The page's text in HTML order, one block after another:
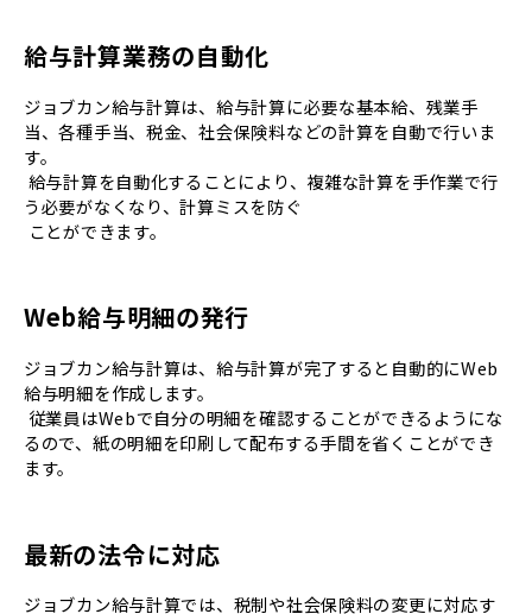
給与計算業務の自動化
ジョブカン給与計算は、給与計算に必要な基本給、残業手
当、各種手当、税金、社会保険料などの計算を自動で行いま
す。
給与計算を自動化することにより、複雑な計算を手作業で行
う必要がなくなり、計算ミスを防ぐ
ことができます。
Web給与明細の発行
ジョブカン給与計算は、給与計算が完了すると自動的にWeb
給与明細を作成します。
従業員はWebで自分の明細を確認することができるようにな
るので、紙の明細を印刷して配布する手間を省くことができ
ます。
最新の法令に対応
ジョブカン給与計算では、税制や社会保険料の変更に対応す